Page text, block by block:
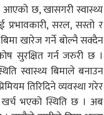
आएको छ, खासगरी स्वास्थ्य
प्रभावकारी, सरल, सस्तो र
खारेज गर्ने बोल्नै सक्दैन
सुरक्षित गर्न जरुरी छ ।
स्वास्थ्य बिमाले बनाउन
तिरिदिने व्यवस्था गरेर
खर्च भएको स्थिति छ । अब